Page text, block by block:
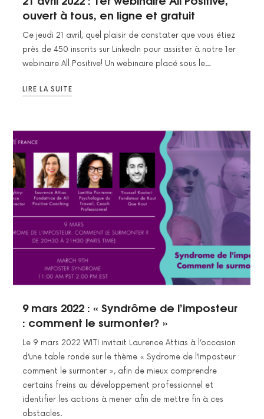
ouvert à tous, en ligne et gratuit
Ce jeudi 21 avril, quel plaisir de constater que vous étiez
près de 450 inscrits sur LinkedIn pour assister à notre 1er
webinaire All Positive! Un webinaire placé sous le…
LIRE LA SUITE
9 mars 2022 : « Syndrôme de l’imposteur
: comment le surmonter? »
Le 9 mars 2022 WITI invitait Laurence Attias à l’occasion
d’une table ronde sur le thème « Sydrome de l’imposteur :
comment le surmonter », afin de mieux comprendre
certains freins au développement professionnel et
identifier les actions à mener afin de mettre fin à ces
obstacles.